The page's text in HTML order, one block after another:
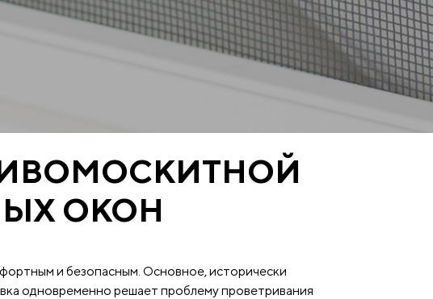
ОКОН
и безопасным. Основное, исторически
одновременно решает проблему проветривания